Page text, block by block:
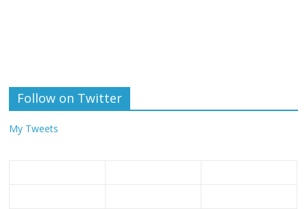
Follow on Twitter
My Tweets